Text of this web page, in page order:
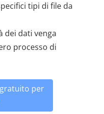
tipi di file da
dei dati venga
processo di
per